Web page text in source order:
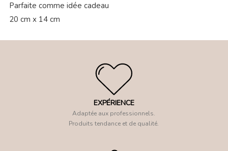
Parfaite comme idée cadeau
20 cm x 14 cm
EXPÉRIENCE
Adaptée aux professionnels.
Produits tendance et de qualité.